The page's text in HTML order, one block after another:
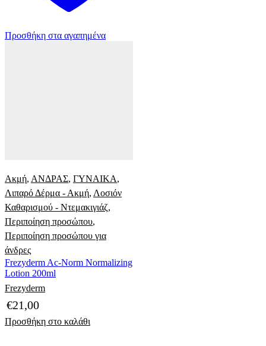
Προσθήκη στα αγαπημένα
Ακμή, ΑΝΔΡΑΣ, ΓΥΝΑΙΚΑ,
Λιπαρό Δέρμα - Ακμή, Λοσιόν
Καθαρισμού - Ντεμακιγιάζ,
Περιποίηση προσώπου,
Περιποίηση προσώπου για
άνδρες
Frezyderm Ac-Norm Normalizing
Lotion 200ml
Frezyderm
€21,00
Προσθήκη στο καλάθι